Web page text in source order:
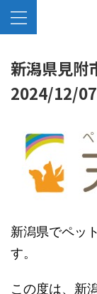
新潟県見附
2024/12/07
新潟県でペッ
す。
この度は、新